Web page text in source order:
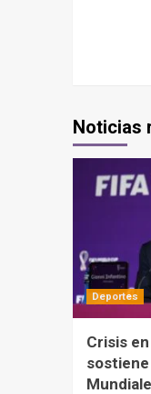
Noticias
Deportes
Crisis